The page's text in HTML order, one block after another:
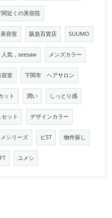
関近くの美容院
容室 阪急百貨店 SUUMO
人気，seesaw メンズカラー
室 下関市 ヘアサロン
ット 潤い しっとり感
ット デザインカラー
シリーズ ビST 物件探し
ユメシ